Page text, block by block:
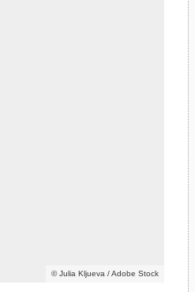
© Julia Kljueva / Adobe Stock